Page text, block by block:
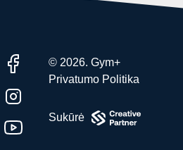
© 2026. Gym+
Privatumo Politika
Sukūrė